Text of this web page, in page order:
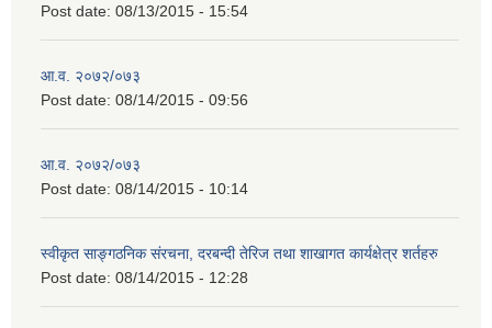
Post date: 08/13/2015 - 15:54
आ.व. २०७२/०७३
Post date: 08/14/2015 - 09:56
आ.व. २०७२/०७३
Post date: 08/14/2015 - 10:14
स्वीकृत साङ्गठनिक संरचना, दरबन्दी तेरिज तथा शाखागत कार्यक्षेत्र शर्तहरु
Post date: 08/14/2015 - 12:28